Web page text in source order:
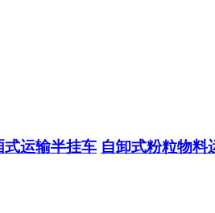
式运输半挂车 自卸式粉粒物料